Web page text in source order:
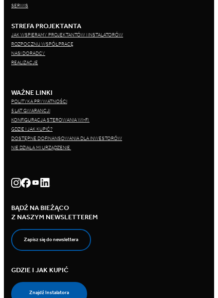
SERWIS
STREFA PROJEKTANTA
JAK WSPIERAMY PROJEKTANTÓW I INSTALATORÓW
ROZPOCZNIJ WSPÓŁPRACĘ
NASI DORADCY
REALIZACJE
WAŻNE LINKI
POLITYKA PRYWATNOŚCI
5 LAT GWARANCJI
KONFIGURACJA STEROWANIA WI-FI
GDZIE I JAK KUPIĆ?
DOSTĘPNE DOFINANSOWANIA DLA INWESTORÓW
NIE DZIAŁA MI URZĄDZENIE
BĄDŹ NA BIEŻĄCO
Z NASZYM NEWSLETTEREM
Zapisz się do newslettera
GDZIE I JAK KUPIĆ
Znajdź Instalatora